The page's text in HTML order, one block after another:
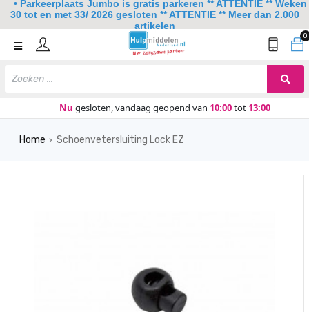
0
Nu gesloten, vandaag geopend van 10:00tot 13:00
Home
Home › Schoenvetersluiting Lock EZ
• Parkeerplaats Jumbo is gratis parkeren ** ATTENTIE ** Weken
30 tot en met 33/ 2026 gesloten ** ATTENTIE ** Meer dan 2.000
artikelen